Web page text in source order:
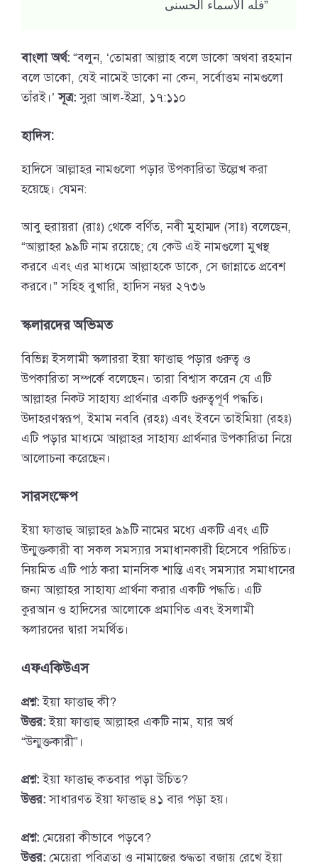
فله الأسماء الحسنى”
বাংলা অর্থ: “বলুন, ‘তোমরা আল্লাহ বলে ডাকো অথবা রহমান
বলে ডাকো, যেই নামেই ডাকো না কেন, সর্বোত্তম নামগুলো
তাঁরই।’সূত্র:সুরা আল-ইস্রা, ১৭:১১০
হাদিস:
হাদিসে আল্লাহর নামগুলো পড়ার উপকারিতা উল্লেখ করা
হয়েছে। যেমন:
আবু হুরায়রা (রাঃ) থেকে বর্ণিত, নবী মুহাম্মদ (সাঃ) বলেছেন,
“আল্লাহর ৯৯টি নাম রয়েছে; যে কেউ এই নামগুলো মুখস্থ
করবে এবং এর মাধ্যমে আল্লাহকে ডাকে, সে জান্নাতে প্রবেশ
করবে।” সহিহ বুখারি, হাদিস নম্বর ২৭৩৬
স্কলারদের অভিমত
বিভিন্ন ইসলামী স্কলাররা ইয়া ফাত্তাহু পড়ার গুরুত্ব ও
উপকারিতা সম্পর্কে বলেছেন। তারা বিশ্বাস করেন যে এটি
আল্লাহর নিকট সাহায্য প্রার্থনার একটি গুরুত্বপূর্ণ পদ্ধতি।
উদাহরণস্বরূপ, ইমাম নববি (রহঃ) এবং ইবনে তাইমিয়া (রহঃ)
এটি পড়ার মাধ্যমে আল্লাহর সাহায্য প্রার্থনার উপকারিতা নিয়ে
আলোচনা করেছেন।
সারসংক্ষেপ
ইয়া ফাত্তাহু আল্লাহর ৯৯টি নামের মধ্যে একটি এবং এটি
উন্মুক্তকারী বা সকল সমস্যার সমাধানকারী হিসেবে পরিচিত।
নিয়মিত এটি পাঠ করা মানসিক শান্তি এবং সমস্যার সমাধানের
জন্য আল্লাহর সাহায্য প্রার্থনা করার একটি পদ্ধতি। এটি
কুরআন ও হাদিসের আলোকে প্রমাণিত এবং ইসলামী
স্কলারদের দ্বারা সমর্থিত।
এফএকিউএস
প্রশ্ন:ইয়া ফাত্তাহু কী?
উত্তর:ইয়া ফাত্তাহু আল্লাহর একটি নাম, যার অর্থ
“উন্মুক্তকারী”।
প্রশ্ন:ইয়া ফাত্তাহু কতবার পড়া উচিত?
উত্তর:সাধারণত ইয়া ফাত্তাহু ৪১ বার পড়া হয়।
প্রশ্ন: মেয়েরা কীভাবে পড়বে?
উত্তর: মেয়েরা পবিত্রতা ও নামাজের শুদ্ধতা বজায় রেখে ইয়া